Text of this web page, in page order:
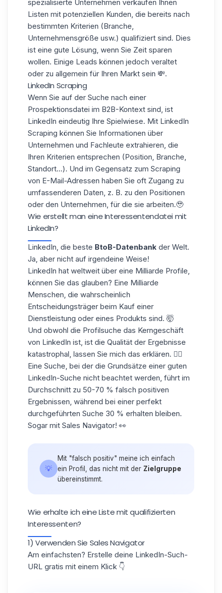
spezialisierte Unternehmen verkaufen Ihnen
Listen mit potenziellen Kunden, die bereits nach
bestimmten Kriterien (Branche,
Unternehmensgröße usw.) qualifiziert sind. Dies
ist eine gute Lösung, wenn Sie Zeit sparen
wollen. Einige Leads können jedoch veraltet
oder zu allgemein für Ihren Markt sein 💸.
LinkedIn Scraping
Wenn Sie auf der Suche nach einer
Prospektionsdatei im B2B-Kontext sind, ist
LinkedIn eindeutig Ihre Spielwiese. Mit LinkedIn
Scraping können Sie Informationen über
Unternehmen und Fachleute extrahieren, die
Ihren Kriterien entsprechen (Position, Branche,
Standort...). Und im Gegensatz zum Scraping
von E-Mail-Adressen haben Sie oft Zugang zu
umfassenderen Daten, z. B. zu den Positionen
oder den Unternehmen, für die sie arbeiten.🥹
Wie erstellt man eine Interessentendatei mit
LinkedIn?
LinkedIn, die beste BtoB-Datenbank der Welt.
Ja, aber nicht auf irgendeine Weise!
LinkedIn hat weltweit über eine Milliarde Profile,
können Sie das glauben? Eine Milliarde
Menschen, die wahrscheinlich
Entscheidungsträger beim Kauf einer
Dienstleistung oder eines Produkts sind. 🤯
Und obwohl die Profilsuche das Kerngeschäft
von LinkedIn ist, ist die Qualität der Ergebnisse
katastrophal, lassen Sie mich das erklären. 👇🏼
Eine Suche, bei der die Grundsätze einer guten
LinkedIn-Suche nicht beachtet werden, führt im
Durchschnitt zu 50-70 % falsch positiven
Ergebnissen, während bei einer perfekt
durchgeführten Suche 30 % erhalten bleiben.
Sogar mit Sales Navigator! 👀
💡
Mit "falsch positiv" meine ich einfach
ein Profil, das nicht mit der Zielgruppe
übereinstimmt.
Wie erhalte ich eine Liste mit qualifizierten
Interessenten?
1) Verwenden Sie Sales Navigator
Am einfachsten? Erstelle deine LinkedIn-Such-
URL gratis mit einem Klick 👇